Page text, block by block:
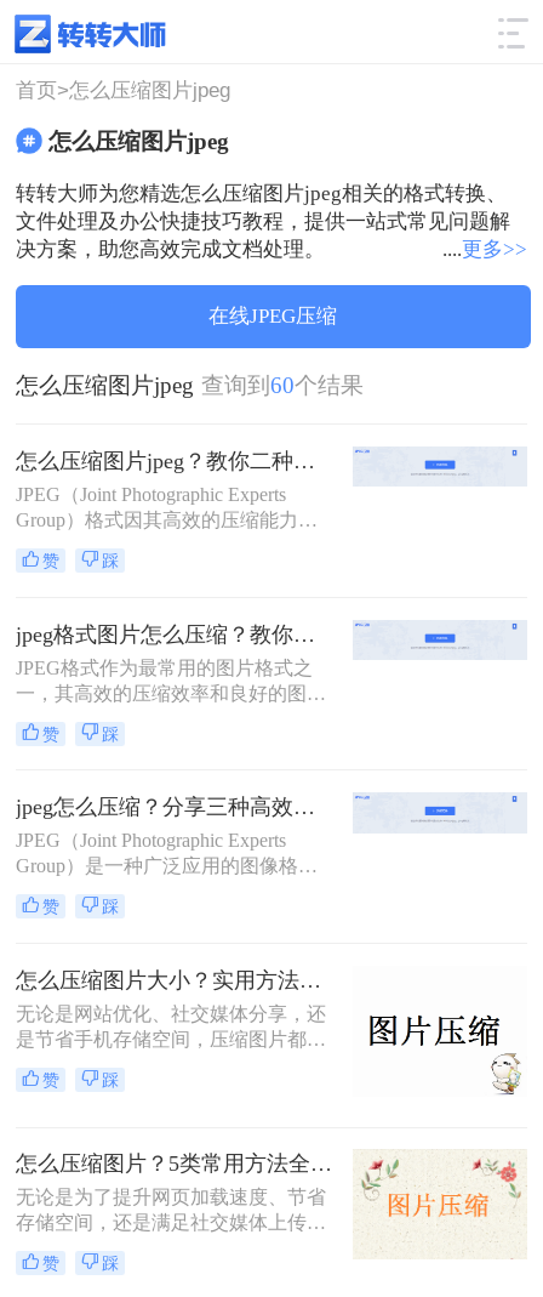
使用技巧 筛选
首页>怎么压缩图片jpeg
怎么压缩图片jpeg
转转大师为您精选怎么压缩图片jpeg相关的格式转换、
文件处理及办公快捷技巧教程，提供一站式常见问题解
决方案，助您高效完成文档处理。
....更多>>
在线JPEG压缩
怎么压缩图片jpeg 查询到60个结果
怎么压缩图片jpeg？教你二种高效压缩方法!
JPEG（Joint Photographic Experts
Group）格式因其高效的压缩能力和
良好的图像质量，成为存储和分享照
片的首选格式。然而，有时我们需要
便更快地上传、下载或在社交媒体上
分享。那么怎么压缩图片jpeg呢？本
文将介绍两种有效的JPEG图片压缩方
法。
赞 踩
jpeg格式图片怎么压缩？教你四招轻松压缩！
JPEG格式作为最常用的图片格式之
一，其高效的压缩效率和良好的图像
质量使其广受欢迎。然而，在某些情
况下，我们可能需要进一步压缩JPEG
速度。那么jpeg格式图片怎么压缩
呢？本文将介绍四种压缩JPEG格式图
片的方法。
赞 踩
jpeg怎么压缩？分享三种高效压缩方法！
JPEG（Joint Photographic Experts
Group）是一种广泛应用的图像格
式，因其高压缩比和良好的视觉质量
而备受青睐。然而，在网络传输、电
下，减小JPEG文件的大小就显得尤为
重要。那么jpeg怎么压缩呢？本文将
介绍三种压缩JPEG图片的方法。
赞 踩
怎么压缩图片大小？实用方法分享（覆盖6种场景+参数优化+避坑技巧）！
无论是网站优化、社交媒体分享，还
是节省手机存储空间，压缩图片都是
刚需。那么怎么压缩图片大小呢？本
文从零基础小白到技术开发者，系统
赞 踩
怎么压缩图片？5类常用方法全解析！
无论是为了提升网页加载速度、节省
存储空间，还是满足社交媒体上传限
制，图片压缩都是高频需求。那么怎
么压缩图片呢？本文系统梳理5类主
赞 踩